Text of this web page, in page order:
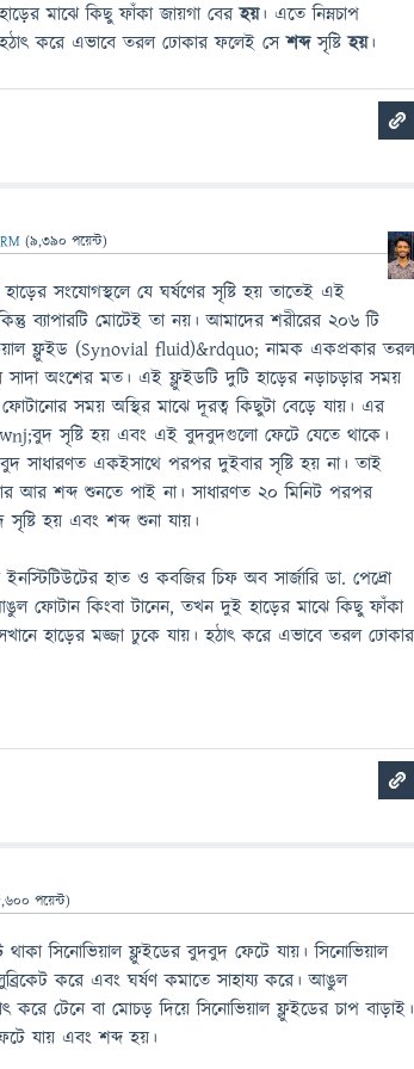
মাঝে কিছু ফাঁকা জায়গা বেরহয়। এতে নিম্নচাপ
করে এভাবে তরল ঢোকার ফলেই সেশব্দসৃষ্টিহয়।
(9,390 পয়েন্ট)
সংযোগস্থলে যে ঘর্ষণের সৃষ্টি হয় তাতেই এই
ব্যাপারটি মোটেই তা নয়। আমাদের শরীরের ২০৬ টি
ফ্লুইড (Synovial fluid)&rdquo; নামক একপ্রকার
সাদা অংশের মত। এই ফ্লুইডটি দুটি হাড়ের নড়াচড়ার সময়
সময় অস্থির মাঝে দূরত্ব কিছুটা বেড়ে যায়। এর
সৃষ্টি হয় এবং এই বুদবুদগুলো ফেটে যেতে থাকে।
সাধারণত একইসাথে পরপর দুইবার সৃষ্টি হয় না। তাই
আর শব্দ শুনতে পাই না। সাধারণত ২০ মিনিট পরপর
হয় এবং শব্দ শুনা যায়।
হাত ও কবজির চিফ অব সার্জারি ডা. পেদ্রো
ফোটান কিংবা টানেন, তখন দুই হাড়ের মাঝে কিছু ফাঁকা
হাড়ের মজ্জা ঢুকে যায়। হঠাৎ করে এভাবে তরল ঢোকার
পয়েন্ট)
সিনোভিয়াল ফ্লুইডের বুদবুদ ফেটে যায়। সিনোভিয়াল
করে এবং ঘর্ষণ কমাতে সাহায্য করে। আঙুল
টেনে বা মোচড় দিয়ে সিনোভিয়াল ফ্লুইডের চাপ বাড়াই।
যায় এবং শব্দ হয়।